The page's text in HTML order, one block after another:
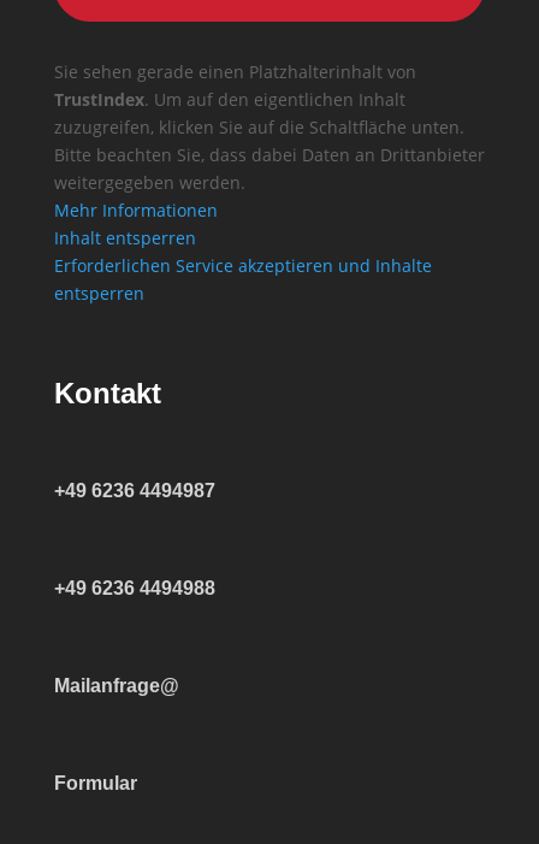
Sie sehen gerade einen Platzhalterinhalt von
TrustIndex. Um auf den eigentlichen Inhalt
zuzugreifen, klicken Sie auf die Schaltfläche unten.
Bitte beachten Sie, dass dabei Daten an Drittanbieter
weitergegeben werden.
Mehr Informationen
Inhalt entsperren
Erforderlichen Service akzeptieren und Inhalte
entsperren
Kontakt
+49 6236 4494987
+49 6236 4494988
Mailanfrage@
Formular